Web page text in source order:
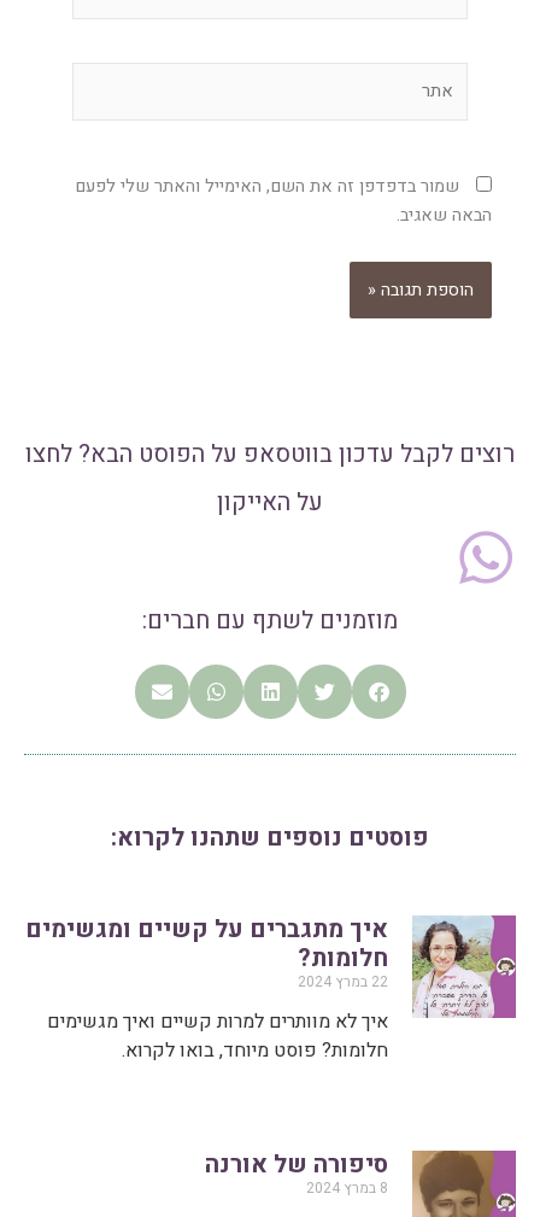
שמור בדפדפן זה את השם, האימייל והאתר שלי לפעם
הבאה שאגיב.
רוצים לקבל עדכון בווטסאפ על הפוסט הבא? לחצו
על האייקון
מוזמנים לשתף עם חברים:
פוסטים נוספים שתהנו לקרוא:
איך מתגברים על קשיים ומגשימים
חלומות?
22 במרץ 2024
איך לא מוותרים למרות קשיים ואיך מגשימים
חלומות? פוסט מיוחד, בואו לקרוא.
סיפורה של אורנה
8 במרץ 2024